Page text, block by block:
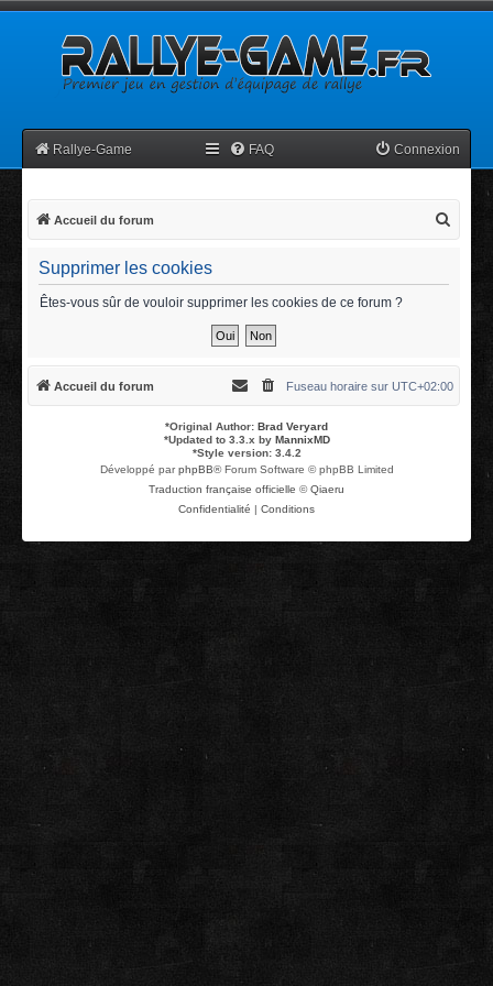
Rallye-Game FAQ Connexion
Accueil du forum
h
Supprimer les cookies
Êtes-vous sûr de vouloir supprimer les cookies de ce forum ?
Accueil du forum Fuseau horaire sur UTC+02:00
*Original Author: Brad Veryard
*Updated to 3.3.x by MannixMD
*Style version: 3.4.2
Développé parphpBB® Forum Software © phpBB Limited
Traduction française officielle ©Qiaeru
Confidentialité | Conditions